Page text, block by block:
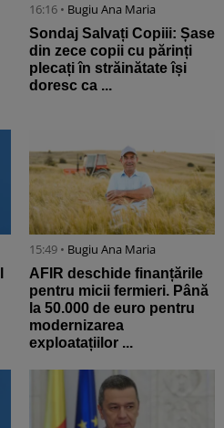
16:16 • Bugiu ⁠Ana Maria
Sondaj Salvați Copiii: Șase
din zece copii cu părinți
plecați în străinătate își
doresc ca ...
15:49 • Bugiu ⁠Ana Maria
AFIR deschide finanțările
pentru micii fermieri. Până
la 50.000 de euro pentru
modernizarea
exploatațiilor ...